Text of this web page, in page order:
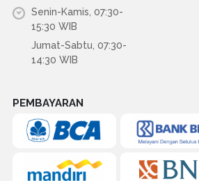
Senin-Kamis, 07:30-
15:30 WIB
Jumat-Sabtu, 07:30-
14:30 WIB
PEMBAYARAN